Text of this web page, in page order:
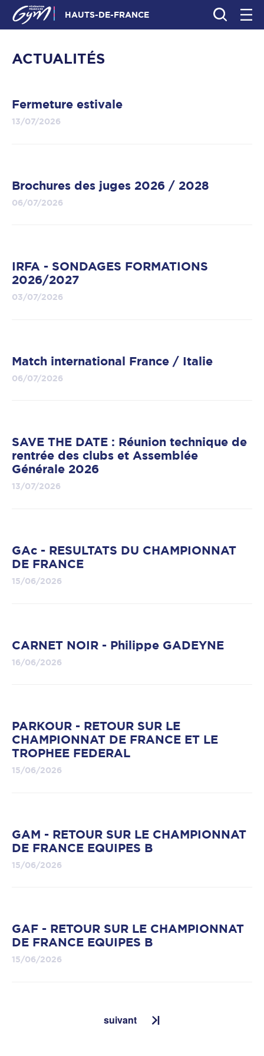
HAUTS-DE-FRANCE
ACTUALITÉS
Fermeture estivale
13/07/2026
Brochures des juges 2026 / 2028
06/07/2026
IRFA - SONDAGES FORMATIONS
2026/2027
03/07/2026
Match international France / Italie
06/07/2026
SAVE THE DATE : Réunion technique de
rentrée des clubs et Assemblée
Générale 2026
13/07/2026
GAc - RESULTATS DU CHAMPIONNAT
DE FRANCE
15/06/2026
CARNET NOIR - Philippe GADEYNE
16/06/2026
PARKOUR - RETOUR SUR LE
CHAMPIONNAT DE FRANCE ET LE
TROPHEE FEDERAL
15/06/2026
GAM - RETOUR SUR LE CHAMPIONNAT
DE FRANCE EQUIPES B
15/06/2026
GAF - RETOUR SUR LE CHAMPIONNAT
DE FRANCE EQUIPES B
15/06/2026
suivant